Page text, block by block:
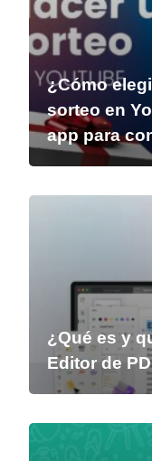
¿Cómo
sorteo en
app para
¿Qué es y
Editor de